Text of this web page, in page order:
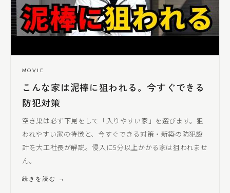
MOVIE
こんな家は泥棒に狙われる。今すぐできる
防犯対策
空き巣は必ず下見をして「入りやすい家」を選びます。狙
われやすい家の特徴と、今すぐできる対策・新築の防犯設
計を大工社長が解説。侵入に5分以上かかる家は狙われませ
ん。
続きを読む →